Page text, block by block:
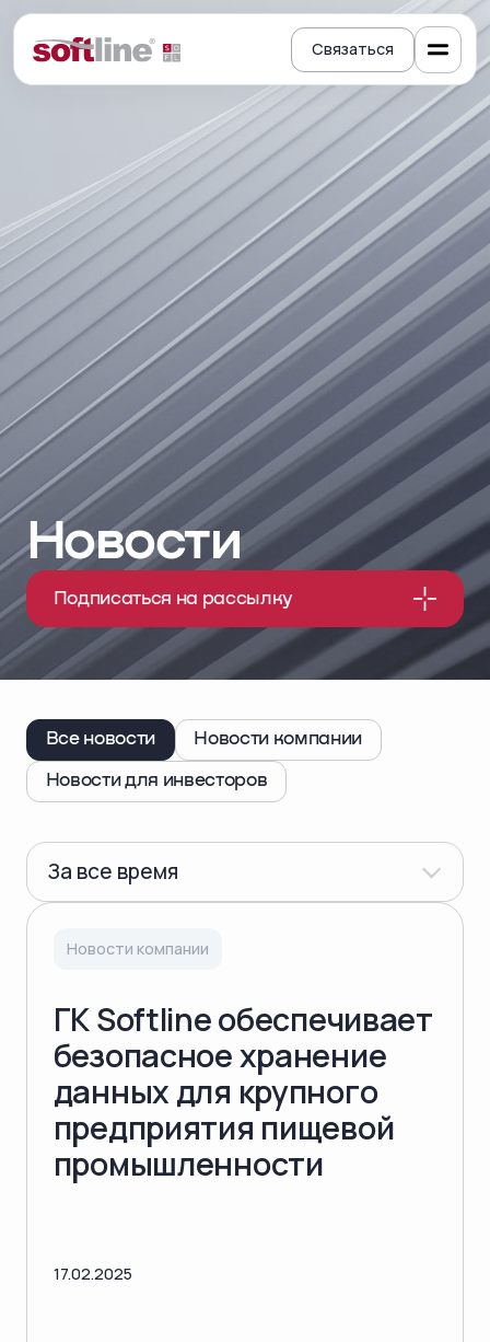
Связаться
Новости
Подписаться на рассылку
Все новости Новости компании
Новости для инвесторов
За все время
Новости компании
ГК Softline обеспечивает
безопасное хранение
данных для крупного
предприятия пищевой
промышленности
17.02.2025